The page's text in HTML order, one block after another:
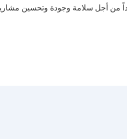
من أجل سلامة وجودة وتحسين